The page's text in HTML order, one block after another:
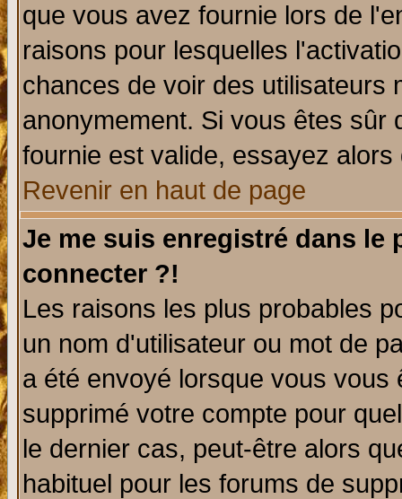
que vous avez fournie lors de
raisons pour lesquelles
chances de voir des utilisateurs
anonymement. Si vous êtes sûr
fournie est valide, essayez
Revenir en haut de page
Je me suis enregistré dans le
connecter ?!
Les raisons les plus probables
un nom d'utilisateur ou mot de
a été envoyé lorsque vous
supprimé votre compte pour
le dernier cas, peut-être alors
habituel pour les forums de